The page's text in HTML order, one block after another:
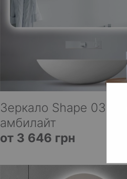
Зеркало Shape 03 +
амбилайт
от 3 646 грн